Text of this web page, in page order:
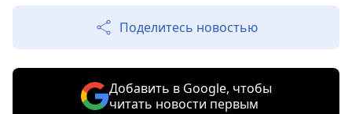
Поделитесь новостью
Добавить в Google, чтобы
читать новости первым